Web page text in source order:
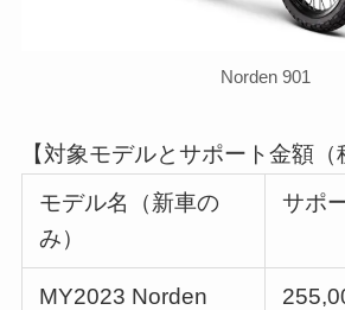
Norden 901
【対象モデルとサポート金額（
モデル名（新車の
み）
サポ
MY2023 Norden